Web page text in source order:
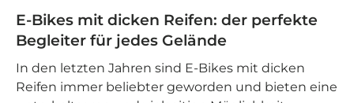
E-Bikes mit dicken Reifen: der perfekte
Begleiter für jedes Gelände
In den letzten Jahren sind E-Bikes mit dicken
Reifen immer beliebter geworden und bieten eine